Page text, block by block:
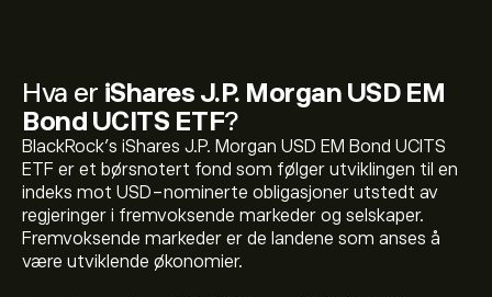
Hva er iShares J.P. Morgan USD EM
Bond UCITS ETF?
BlackRock's iShares J.P. Morgan USD EM Bond UCITS
ETF er et børsnotert fond som følger utviklingen til en
indeks mot USD-nominerte obligasjoner utstedt av
regjeringer i fremvoksende markeder og selskaper.
Fremvoksende markeder er de landene som anses å
være utviklende økonomier.
Gjeldende pris på IUS7.DE er 79.504‎€‎